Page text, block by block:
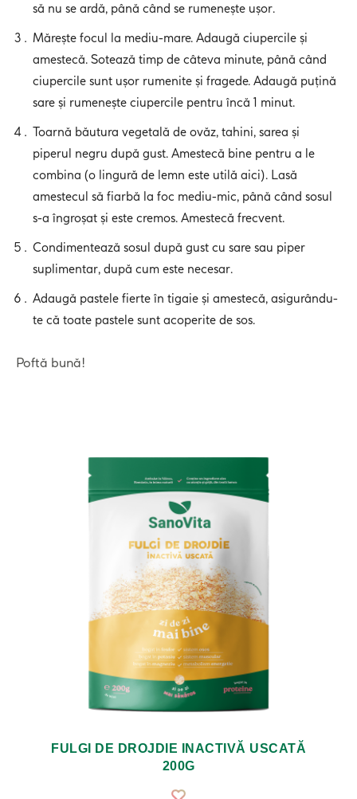
să nu se ardă, până când se rumenește ușor.
Mărește focul la mediu-mare. Adaugă ciupercile și
amestecă. Sotează timp de câteva minute, până când
ciupercile sunt ușor rumenite și fragede. Adaugă puțină
sare și rumenește ciupercile pentru încă 1 minut.
Toarnă băutura vegetală de ovăz, tahini, sarea și
piperul negru după gust. Amestecă bine pentru a le
combina (o lingură de lemn este utilă aici). Lasă
amestecul să fiarbă la foc mediu-mic, până când sosul
s-a îngroșat și este cremos. Amestecă frecvent.
Condimentează sosul după gust cu sare sau piper
suplimentar, după cum este necesar.
Adaugă pastele fierte în tigaie și amestecă, asigurându-
te că toate pastele sunt acoperite de sos.
Poftă bună!